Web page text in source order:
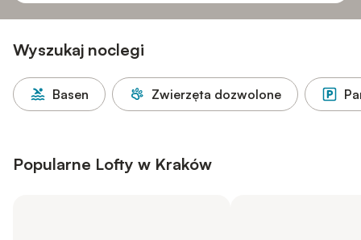
Wyszukaj noclegi
Basen Zwierzęta dozwolone
Popularne Lofty w Kraków